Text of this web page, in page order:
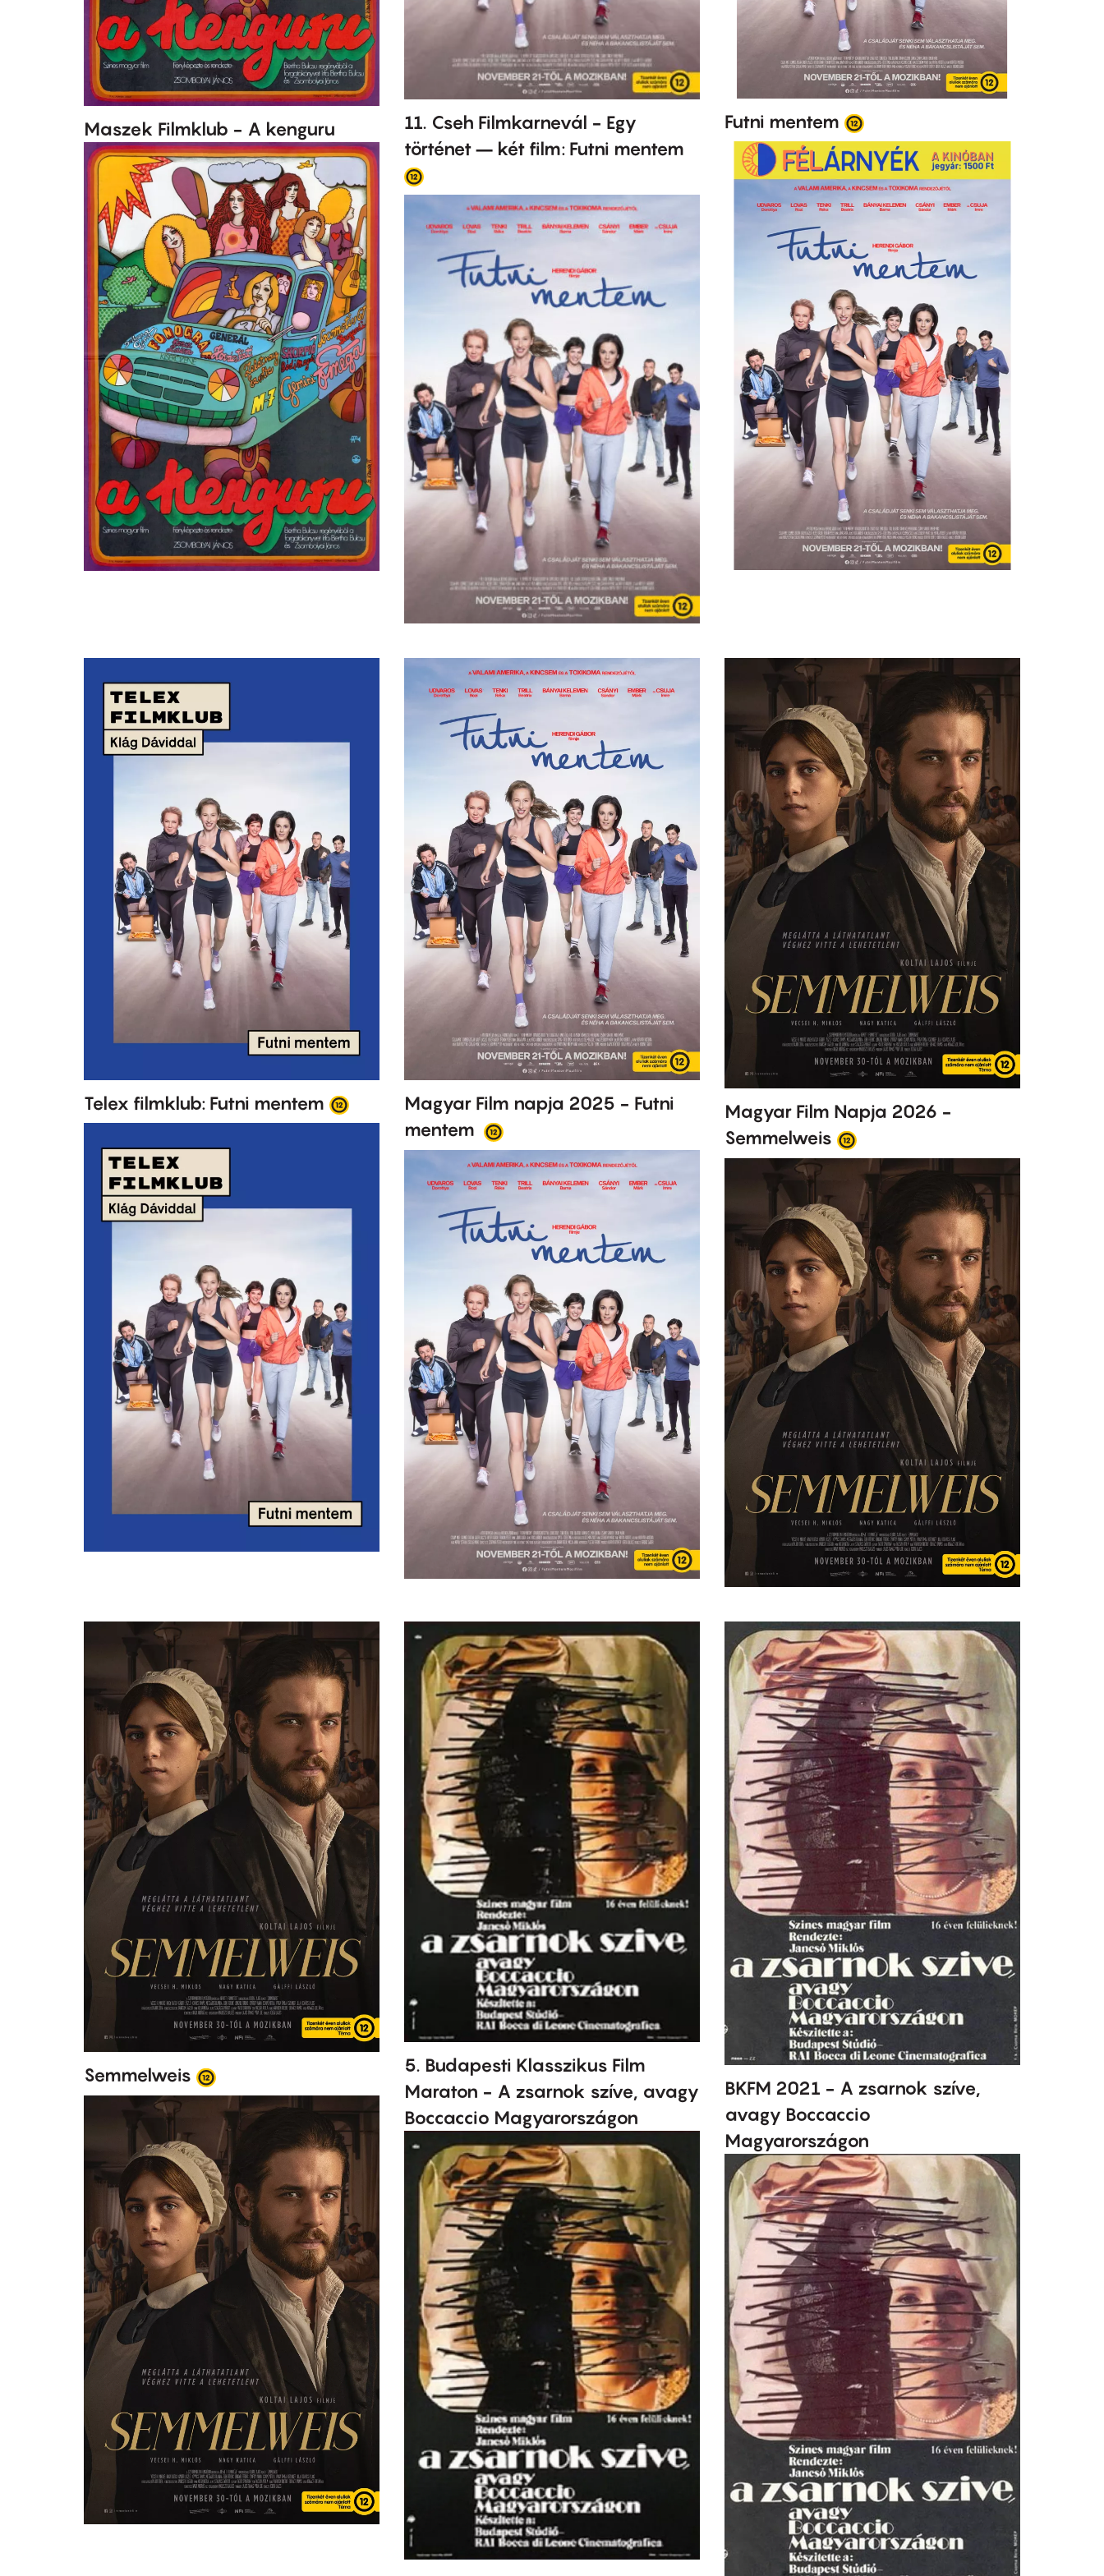
Maszek Filmklub - A kenguru
11. Cseh Filmkarnevál - Egy
történet – két film: Futni mentem
Futni mentem
Telex filmklub: Futni mentem
Magyar Film napja 2025 - Futni
mentem
Magyar Film Napja 2026 -
Semmelweis
Semmelweis
5. Budapesti Klasszikus Film
Maraton - A zsarnok szíve, avagy
Boccaccio Magyarországon
BKFM 2021 - A zsarnok szíve,
avagy Boccaccio
Magyarországon